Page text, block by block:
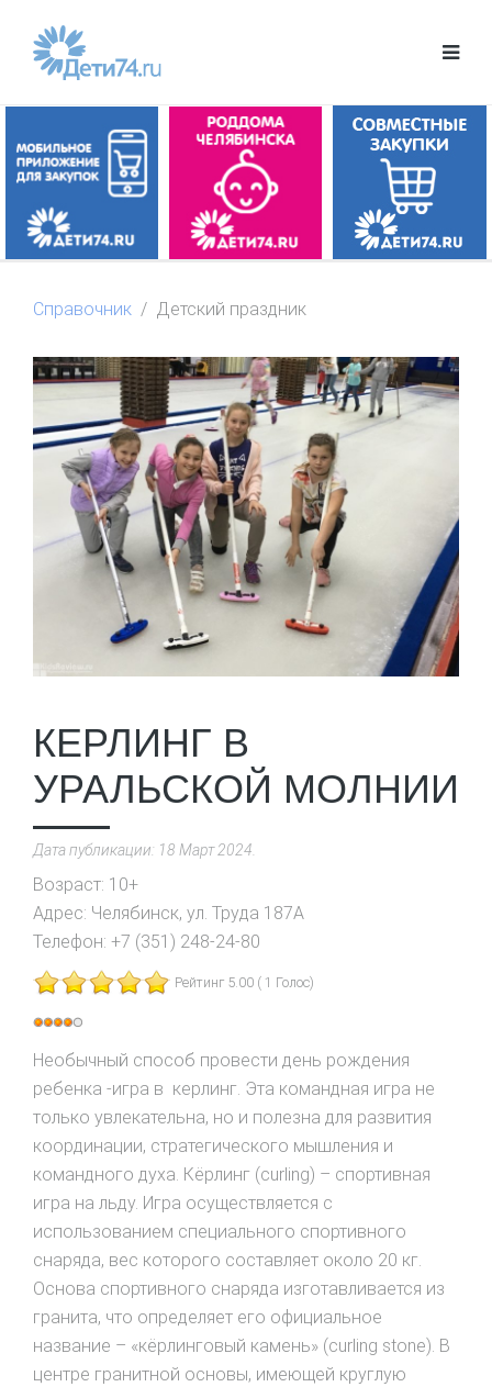
Справочник Детский праздник
КЕРЛИНГ В
УРАЛЬСКОЙ МОЛНИИ
Дата публикации: 18 Март 2024
Возраст: 10+
Адрес: Челябинск, ул. Труда 187А
Телефон: +7 (351) 248-24-80
Рейтинг 5.00 ( 1 Голос)
Рейтинг:
4
5
Необычный способ провести день рождения
ребенка -игра в керлинг. Эта командная игра не
только увлекательна, но и полезна для развития
координации, стратегического мышления и
командного духа. Кёрлинг (curling) – спортивная
игра на льду. Игра осуществляется с
использованием специального спортивного
снаряда, вес которого составляет около 20 кг.
Основа спортивного снаряда изготавливается из
гранита, что определяет его официальное
название – «кёрлинговый камень» (curling stone). В
центре гранитной основы, имеющей круглую